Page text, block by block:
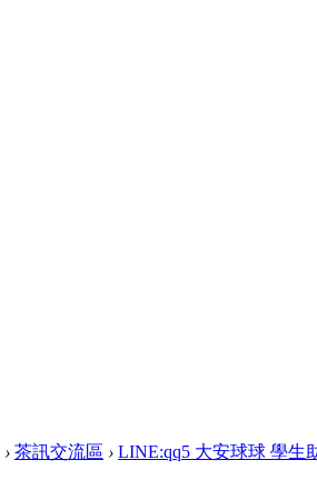
› 茶訊交流區 › LINE:qq5 大安球球 學生